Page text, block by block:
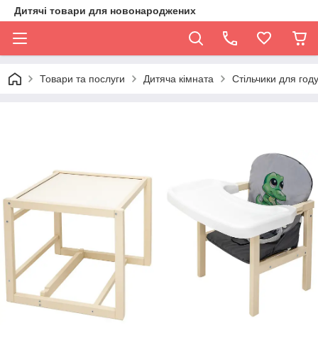
Дитячі товари для новонароджених
Товари та послуги Дитяча кімната Стільчики для